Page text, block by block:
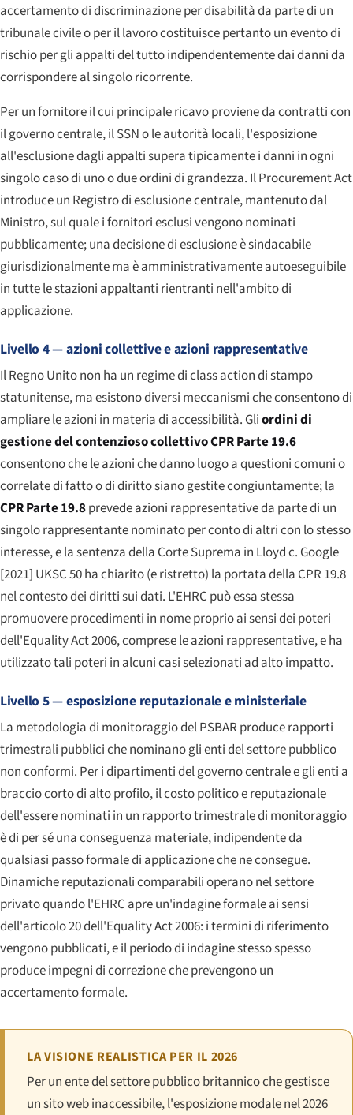
accertamento di discriminazione per disabilità da parte di un
tribunale civile o per il lavoro costituisce pertanto un evento di
rischio per gli appalti del tutto indipendentemente dai danni da
corrispondere al singolo ricorrente.
Per un fornitore il cui principale ricavo proviene da contratti con
il governo centrale, il SSN o le autorità locali, l'esposizione
all'esclusione dagli appalti supera tipicamente i danni in ogni
singolo caso di uno o due ordini di grandezza. Il Procurement Act
introduce un Registro di esclusione centrale, mantenuto dal
Ministro, sul quale i fornitori esclusi vengono nominati
pubblicamente; una decisione di esclusione è sindacabile
giurisdizionalmente ma è amministrativamente autoeseguibile
in tutte le stazioni appaltanti rientranti nell'ambito di
applicazione.
Livello 4 — azioni collettive e azioni rappresentative
Il Regno Unito non ha un regime di class action di stampo
statunitense, ma esistono diversi meccanismi che consentono di
ampliare le azioni in materia di accessibilità. Gliordini di
gestione del contenzioso collettivo CPR Parte 19.6
consentono che le azioni che danno luogo a questioni comuni o
correlate di fatto o di diritto siano gestite congiuntamente; la
CPR Parte 19.8prevede azioni rappresentative da parte di un
singolo rappresentante nominato per conto di altri con lo stesso
interesse, e la sentenza della Corte Suprema in Lloyd c. Google
[2021] UKSC 50 ha chiarito (e ristretto) la portata della CPR 19.8
nel contesto dei diritti sui dati. L'EHRC può essa stessa
promuovere procedimenti in nome proprio ai sensi dei poteri
dell'Equality Act 2006, comprese le azioni rappresentative, e ha
utilizzato tali poteri in alcuni casi selezionati ad alto impatto.
Livello 5 — esposizione reputazionale e ministeriale
La metodologia di monitoraggio del PSBAR produce rapporti
trimestrali pubblici che nominano gli enti del settore pubblico
non conformi. Per i dipartimenti del governo centrale e gli enti a
braccio corto di alto profilo, il costo politico e reputazionale
dell'essere nominati in un rapporto trimestrale di monitoraggio
è di per sé una conseguenza materiale, indipendente da
qualsiasi passo formale di applicazione che ne consegue.
Dinamiche reputazionali comparabili operano nel settore
privato quando l'EHRC apre un'indagine formale ai sensi
dell'articolo 20 dell'Equality Act 2006: i termini di riferimento
vengono pubblicati, e il periodo di indagine stesso spesso
produce impegni di correzione che prevengono un
accertamento formale.
LA VISIONE REALISTICA PER IL 2026
Per un ente del settore pubblico britannico che gestisce
un sito web inaccessibile, l'esposizione modale nel 2026